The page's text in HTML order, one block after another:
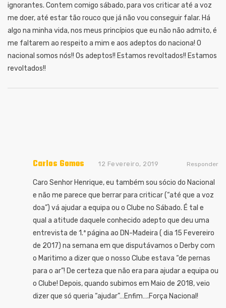
ignorantes. Contem comigo sábado, para vos criticar até a voz
me doer, até estar tão rouco que já não vou conseguir falar. Há
algo na minha vida, nos meus princípios que eu não não admito, é
me faltarem ao respeito a mim e aos adeptos do naciona! O
nacional somos nós!! Os adeptos!! Estamos revoltados!! Estamos
revoltados!!
Carlos Gomes 12 Fevereiro, 2019
Caro Senhor Henrique, eu também sou sócio do Nacional
e não me parece que berrar para criticar (“até que a voz
doa”) vá ajudar a equipa ou o Clube no Sábado. É tal e
qual a atitude daquele conhecido adepto que deu uma
entrevista de 1.ª página ao DN-Madeira ( dia 15 Fevereiro
de 2017) na semana em que disputávamos o Derby com
o Maritimo a dizer que o nosso Clube estava “de pernas
para o ar”! De certeza que não era para ajudar a equipa ou
o Clube! Depois, quando subimos em Maio de 2018, veio
dizer que só queria “ajudar”…Enfim….Força Nacional!
Responder